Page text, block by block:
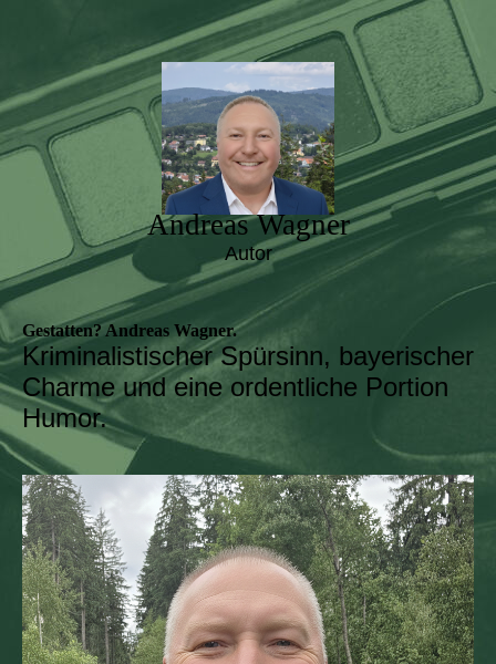
Andreas Wagner
Autor
Gestatten? Andreas Wagner.
Kriminalistischer Spürsinn, bayerischer
Charme und eine ordentliche Portion
Humor.